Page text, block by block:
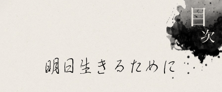
明日生きるために